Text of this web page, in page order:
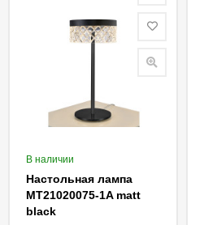
В наличии
Настольная лампа
MT21020075-1A matt
black